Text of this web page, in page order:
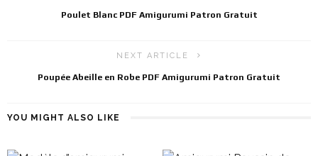
Poulet Blanc PDF Amigurumi Patron Gratuit
NEXT ARTICLE
Poupée Abeille en Robe PDF Amigurumi Patron Gratuit
YOU MIGHT ALSO LIKE